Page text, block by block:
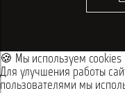
🍪 Мы используем cookies
Для улучшения работы
пользователями мы